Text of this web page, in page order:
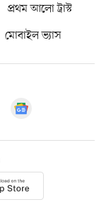
প্রথম আলো ট্রাস্ট
মোবাইল ভ্যাস